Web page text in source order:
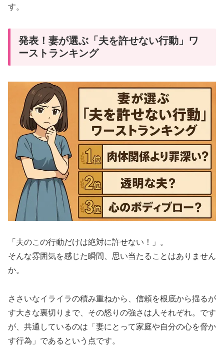
す。
発表！妻が選ぶ「夫を許せない行動」ワ
ーストランキング
「夫のこの行動だけは絶対に許せない！」。
そんな雰囲気を感じた瞬間、思い当たることはありません
か。
ささいなイライラの積み重ねから、信頼を根底から揺るが
す大きな裏切りまで、その怒りの強さは人それぞれ。です
が、共通しているのは「妻にとって家庭や自分の心を脅か
す行為」であるという点です。